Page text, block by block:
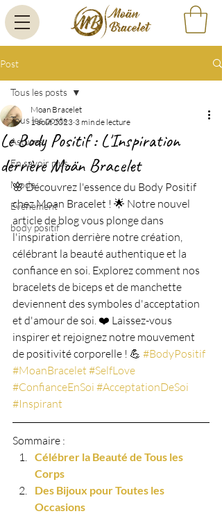
Post
Tous les posts
Astuces
En savoir plus
Mode
Evènement
body positif
Tous les posts
Le Body Positif : L'Inspiration
derrière Moän Bracelet
Moan Bracelet
1 août 2023 3 min de lecture
🌸 Découvrez l'essence du Body Positif
chez Moan Bracelet ! 🌟 Notre nouvel
article de blog vous plonge dans
l'inspiration derrière notre création,
célébrant la beauté authentique et la
confiance en soi. Explorez comment nos
bracelets de biceps et de manchette
deviennent des symboles d'acceptation
et d'amour de soi. ❤️ Laissez-vous
inspirer et rejoignez notre mouvement
de positivité corporelle ! 💪 #BodyPositif
#MoanBracelet #SelfLove
#ConfianceEnSoi #AcceptationDeSoi
#Inspirant
Sommaire :
Célébrer la Beauté de Tous les
Corps
Des Bijoux pour Toutes les
Occasions